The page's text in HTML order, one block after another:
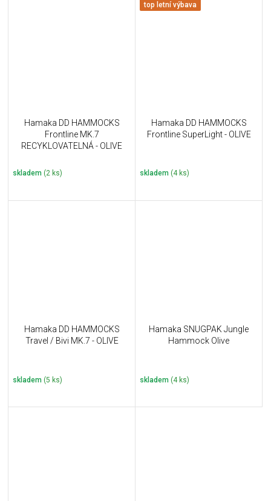
Hamaka DD HAMMOCKS
Frontline MK.7
RECYKLOVATELNÁ - OLIVE
skladem (2 ks)
top letní výbava
Hamaka DD HAMMOCKS
Frontline SuperLight - OLIVE
skladem (4 ks)
Hamaka DD HAMMOCKS
Travel / Bivi MK.7 - OLIVE
skladem (5 ks)
Hamaka SNUGPAK Jungle
Hammock Olive
skladem (4 ks)